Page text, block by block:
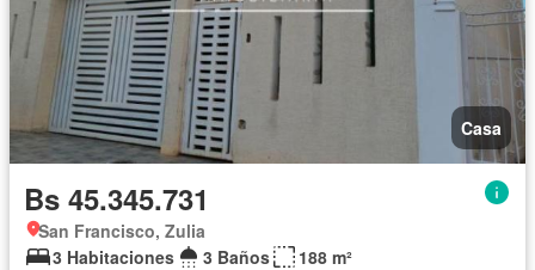
Casa
Bs 45.345.731
San Francisco, Zulia
3 Habitaciones
3 Baños
188 m²